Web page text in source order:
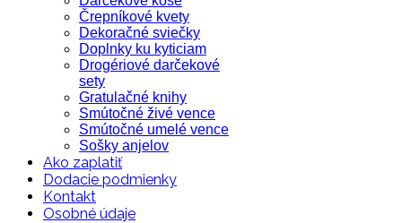
Črepníkové kvety
Dekoračné sviečky
Doplnky ku kyticiam
Drogériové darčekové
sety
Gratulačné knihy
Smútočné živé vence
Smútočné umelé vence
Sošky anjelov
Ako zaplatiť
Dodacie podmienky
Kontakt
Osobné údaje